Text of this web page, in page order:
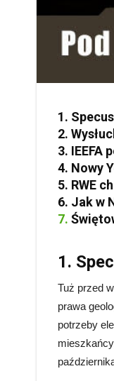
1.
2.
3. IEEFA
4. Nowy
5. RWE
6. Jak w
7.
1.
Tuż przed
prawa
potrzeby